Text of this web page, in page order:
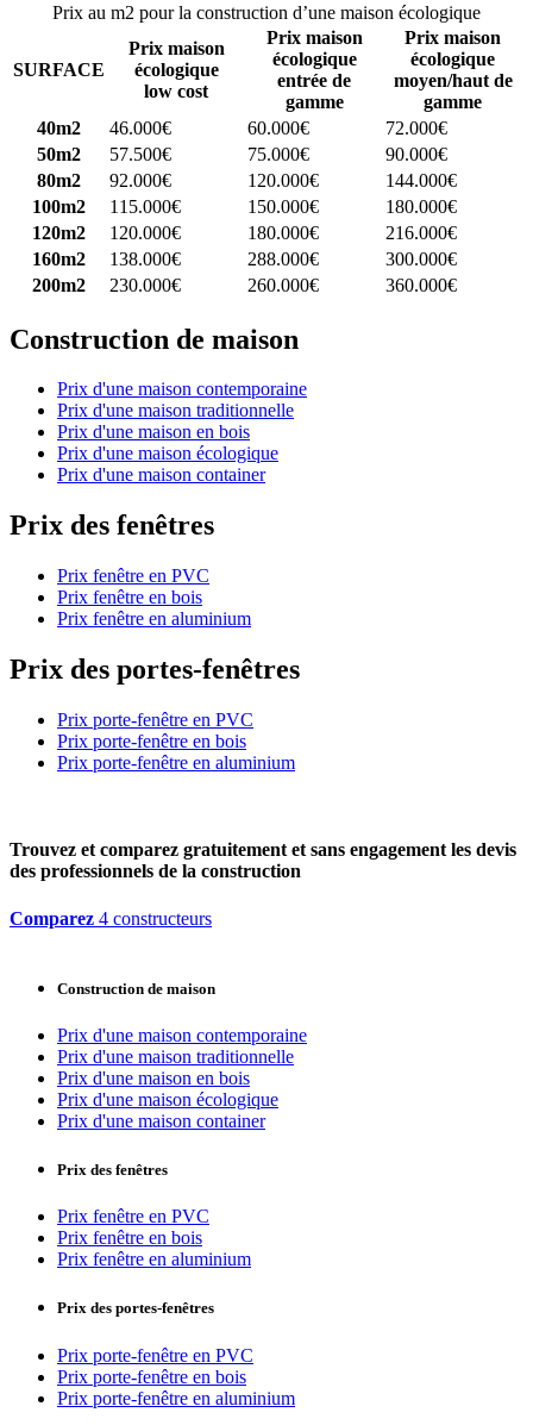
Prix au m2 pour la construction d’une maison écologique
SURFACE
Prix maison
écologique
low cost
Prix maison
écologique
entrée de
gamme
Prix maison
écologique
moyen/haut de
gamme
40m2
46.000€ 60.000€
72.000€
50m2
57.500€ 75.000€
90.000€
80m2
92.000€ 120.000€
144.000€
100m2
115.000€ 150.000€
180.000€
120m2
120.000€ 180.000€
216.000€
160m2
138.000€ 288.000€
300.000€
200m2
230.000€ 260.000€ 360.000€
Construction de maison
Prix d'une maison contemporaine
Prix d'une maison traditionnelle
Prix d'une maison en bois
Prix d'une maison écologique
Prix d'une maison container
Prix des fenêtres
Prix fenêtre en PVC
Prix fenêtre en bois
Prix fenêtre en aluminium
Prix des portes-fenêtres
Prix porte-fenêtre en PVC
Prix porte-fenêtre en bois
Prix porte-fenêtre en aluminium
Trouvez et comparez gratuitement et sans engagement les devis
des professionnels de la construction
Comparez 4 constructeurs
Construction de maison
Prix d'une maison contemporaine
Prix d'une maison traditionnelle
Prix d'une maison en bois
Prix d'une maison écologique
Prix d'une maison container
Prix des fenêtres
Prix fenêtre en PVC
Prix fenêtre en bois
Prix fenêtre en aluminium
Prix des portes-fenêtres
Prix porte-fenêtre en PVC
Prix porte-fenêtre en bois
Prix porte-fenêtre en aluminium